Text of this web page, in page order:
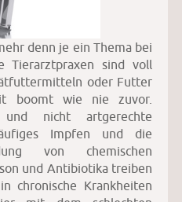
denn je ein Thema bei
Tierarztpraxen sind voll
oder Futter
boomt wie nie zuvor.
und nicht artgerechte
Impfen und die
von chemischen
und Antibiotika treiben
chronische Krankheiten